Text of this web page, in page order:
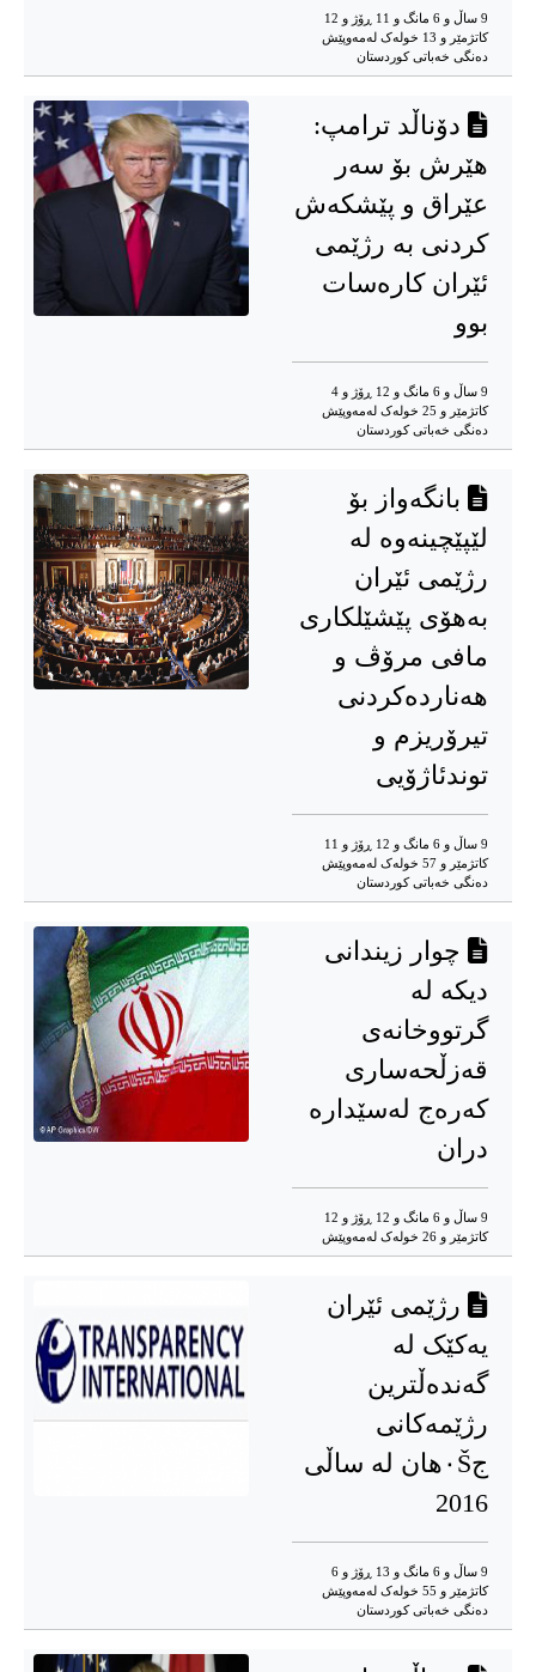
9 ساڵ و 6 مانگ و 11 ڕۆژ و 12
کاتژمێر و 13 خوله‌ک له‌مه‌وپێش‌
دەنگی خەباتی کوردستان
دۆناڵد ترامپ:
هێرش بۆ سەر
عێراق و پێشکەش
کردنی بە رژێمی
ئێران کارەسات
بوو
9 ساڵ و 6 مانگ و 12 ڕۆژ و 4
کاتژمێر و 25 خوله‌ک له‌مه‌وپێش‌
دەنگی خەباتی کوردستان
بانگەواز بۆ
لێپێچینەوە لە
رژێمی ئێران
بەهۆی پێشێلکاری
مافی مرۆڤ و
هەناردەکردنی
تیرۆریزم و
توندئاژۆیی
9 ساڵ و 6 مانگ و 12 ڕۆژ و 11
کاتژمێر و 57 خوله‌ک له‌مه‌وپێش‌
دەنگی خەباتی کوردستان
چوار زیندانی
دیکە لە
گرتووخانەی
قەزڵحەساری
کەرەج لەسێدارە
دران
9 ساڵ و 6 مانگ و 12 ڕۆژ و 12
کاتژمێر و 26 خوله‌ک له‌مه‌وپێش‌
رژێمی ئێران
یەکێک لە
گەندەڵترین
رژێمەکانى
ج٠Šهان لە ساڵی
2016
9 ساڵ و 6 مانگ و 13 ڕۆژ و 6
کاتژمێر و 55 خوله‌ک له‌مه‌وپێش‌
دەنگی خەباتی کوردستان